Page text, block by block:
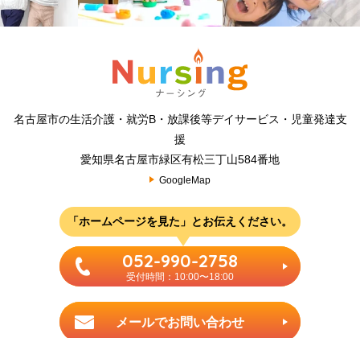
名古屋市の生活介護・就労B・放課後等デイサービス・児童発達支
援
愛知県名古屋市緑区有松三丁山584番地
GoogleMap
「ホームページを見た」とお伝えください。
052-990-2758
受付時間：10:00〜18:00
メールでお問い合わせ